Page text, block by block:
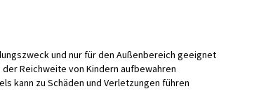
und nur für den Außenbereich geeignet
Reichweite von Kindern aufbewahren
kann zu Schäden und Verletzungen führen